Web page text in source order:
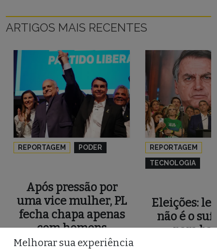
ARTIGOS MAIS RECENTES
REPORTAGEM PODER
Após pressão por
uma vice mulher, PL
fecha chapa apenas
com homens
5 de agosto de 2026| PorMaira
REPORTAGEM
TECNOLOGIA
Eleições:
não é o
para
Melhorar sua experiência